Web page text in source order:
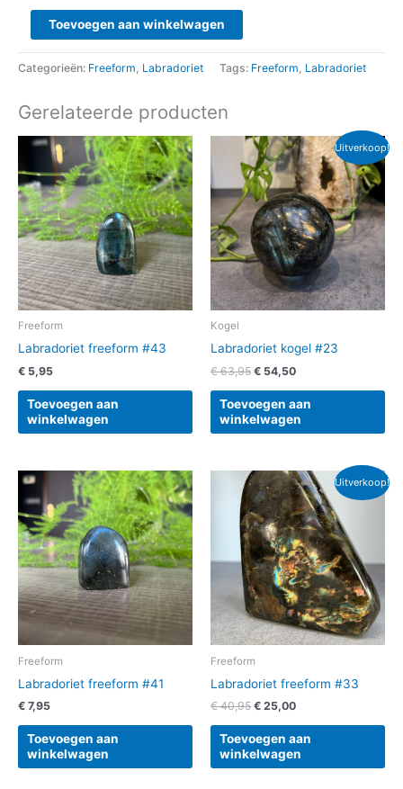
Toevoegen aan winkelwagen
Categorieën: Freeform Labradoriet Tags: Freeform Labradoriet
Gerelateerde producten
Freeform
Labradoriet freeform #43
€ 5,95
Toevoegen aan
winkelwagen
Uitverkoop!
Kogel
Labradoriet kogel #23
€63,95
Oorspronkelijke
prijs
was:
€ 63,95.
€ 54,50
Huidige
prijs
is:
€ 54,50.
Toevoegen aan
winkelwagen
Freeform
Labradoriet freeform #41
€ 7,95
Toevoegen aan
winkelwagen
Uitverkoop!
Freeform
Labradoriet freeform #33
€40,95
Oorspronkelijke
prijs
was:
€ 40,95.
€ 25,00
Huidige
prijs
is:
€ 25,00.
Toevoegen aan
winkelwagen